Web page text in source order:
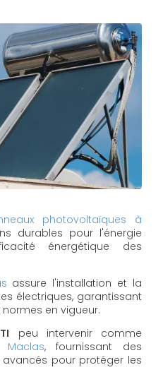
photovoltaïques à
durables pour l'énergie
énergétique des
assure l'installation et la
électriques, garantissant
en vigueur.
peu intervenir comme
, fournissant des
pour protéger les